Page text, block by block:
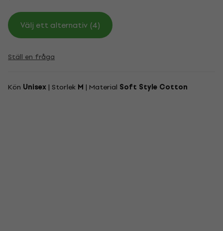
Välj ett alternativ (4)
Ställ en fråga
Kön Unisex | Storlek M | Material Soft Style Cotton